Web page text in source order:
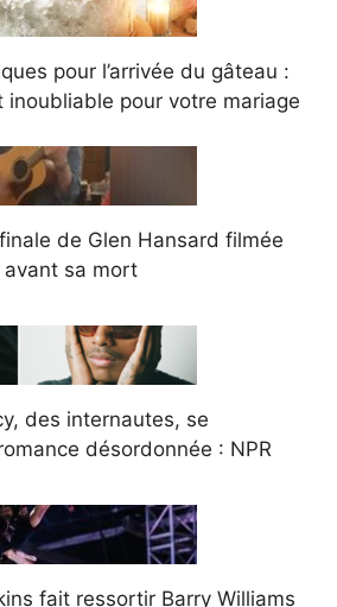
pour l’arrivée du gâteau :
inoubliable pour votre mariage
de Glen Hansard filmée
avant sa mort
des internautes, se
désordonnée : NPR
fait ressortir Barry Williams